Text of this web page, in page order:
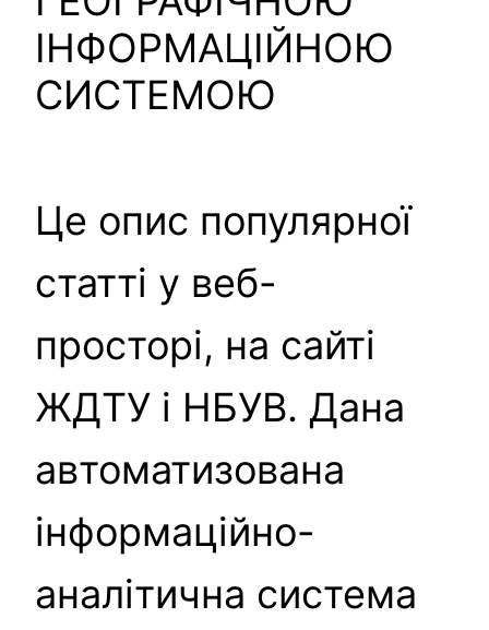
ІНФОРМАЦІЙНОЮ
СИСТЕМОЮ
Це опис популярної
статті у веб-
просторі, на сайті
ЖДТУ і НБУВ. Дана
автоматизована
інформаційно-
аналітична система